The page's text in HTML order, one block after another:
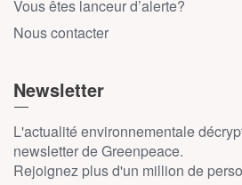
Vous êtes lanceur d’alerte?
Nous contacter
Newsletter
L'actualité environnementale
newsletter de Greenpeace.
Rejoignez plus d'un million de